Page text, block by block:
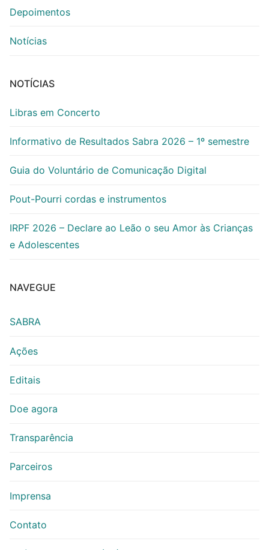
Depoimentos
Notícias
NOTÍCIAS
Libras em Concerto
Informativo de Resultados Sabra 2026 – 1º semestre
Guia do Voluntário de Comunicação Digital
Pout-Pourri cordas e instrumentos
IRPF 2026 – Declare ao Leão o seu Amor às Crianças
e Adolescentes
NAVEGUE
SABRA
Ações
Editais
Doe agora
Transparência
Parceiros
Imprensa
Contato